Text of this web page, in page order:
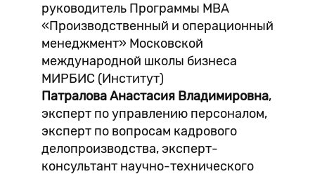
руководитель Программы МВА
«Производственный и операционный
менеджмент» Московской
международной школы бизнеса
МИРБИС (Институт)
Патралова Анастасия Владимировна,
эксперт по управлению персоналом,
эксперт по вопросам кадрового
делопроизводства, эксперт-
консультант научно-технического